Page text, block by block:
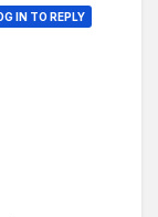
IN TO REPLY